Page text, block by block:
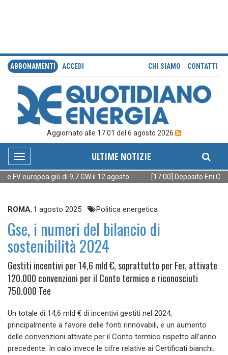
ABBONAMENTI ACCEDI CHI SIAMO CONTATTI
Aggiornato alle 17:01 del 6 agosto 2026
Toggle
navigation
ULTIME NOTIZIE
FV europea giù di 9,7 GW il 12 agosto [17:00] Deposito Eni
ROMA, 1 agosto 2025 Politica energetica
Gse, i numeri del bilancio di
sostenibilità 2024
Gestiti incentivi per 14,6 mld €, soprattutto per Fer, attivate
120.000 convenzioni per il Conto termico e riconosciuti
750.000 Tee
Un totale di 14,6 mld € di incentivi gestiti nel 2024,
principalmente a favore delle fonti rinnovabili, e un aumento
delle convenzioni attivate per il Conto termico rispetto all’anno
precedente. In calo invece le cifre relative ai Certificati bianchi.